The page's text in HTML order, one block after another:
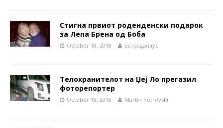
Стигна првиот роденденски подарок
за Лепа Брена од Боба
October 18, 2018 естрадаплус
Телохранителот на Џеј Ло прегазил
фоторепортер
October 18, 2018 Martin Petrevski